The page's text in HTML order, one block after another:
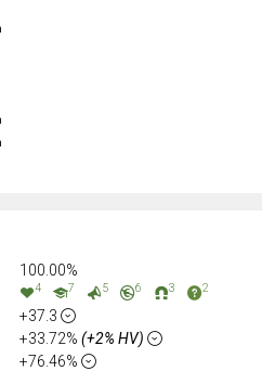
100.00%
4 7 5 6 3 2
+37.3
+33.72% (+2% HV)
+76.46%